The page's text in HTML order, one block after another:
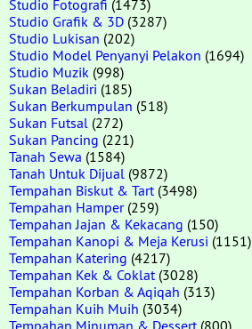
Studio Fotografi (1473)
Studio Grafik & 3D (3287)
Studio Lukisan (202)
Studio Model Penyanyi Pelakon (1694)
Studio Muzik (998)
Sukan Beladiri (185)
Sukan Berkumpulan (518)
Sukan Futsal (272)
Sukan Pancing (221)
Tanah Sewa (1584)
Tanah Untuk Dijual (9872)
Tempahan Biskut & Tart (3498)
Tempahan Hamper(259)
Tempahan Jajan & Kekacang (150)
Tempahan Kanopi & Meja Kerusi (1151)
Tempahan Katering (4217)
Tempahan Kek & Coklat (3028)
Tempahan Korban & Aqiqah (313)
Tempahan Kuih Muih (3034)
Tempahan Minuman & Dessert (800)